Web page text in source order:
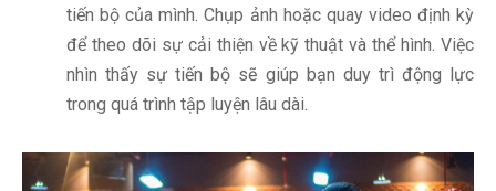
tiến bộ của mình. Chụp ảnh hoặc quay video định kỳ
để theo dõi sự cải thiện về kỹ thuật và thể hình. Việc
nhìn thấy sự tiến bộ sẽ giúp bạn duy trì động lực
trong quá trình tập luyện lâu dài.